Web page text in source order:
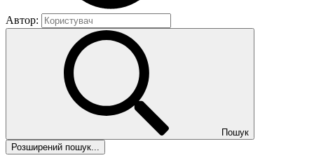
Автор:
Пошук
Розширений пошук...